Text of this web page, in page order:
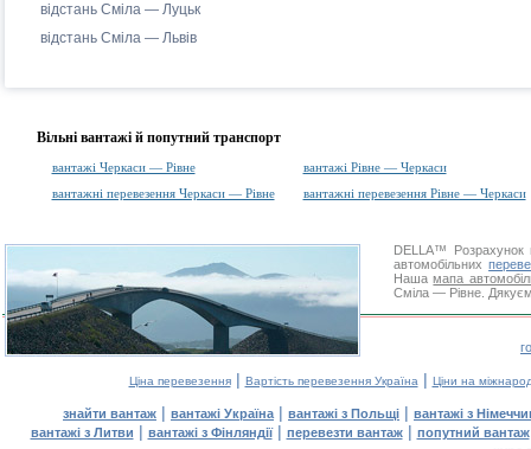
відстань Сміла — Луцьк
відстань Сміла — Львів
Вільні вантажі й попутний транспорт
вантажі Черкаси — Рівне
вантажі Рівне — Черкаси
вантажні перевезення Черкаси — Рівне
вантажні перевезення Рівне — Черкаси
DELLA™
Розрахунок
автомобільних
Нашамапа
Сміла — Рівне.
Ціна перевезення| Вартість перевезення Україна | Ціни на
знайти вантаж | вантажі Україна | вантажі з Польщі | вантажі з
вантажі з Литви | вантажі з Фінляндії| перевезти вантаж| попутний вантаж